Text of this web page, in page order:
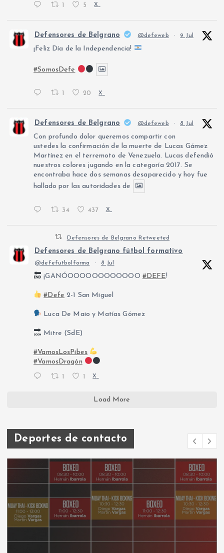
i
ó
e
e
n
r
a
d
a
s
1 5 X
Defensores de Belgrano @defeweb · 9 Jul
¡Feliz Día de la Independencia!
#SomosDefe
20 X
Defensores de Belgrano @defeweb · 8 Jul
Con profundo dolor queremos compartir con
ustedes la confirmación de la muerte de Lucas Gámez
Martínez en el terremoto de Venezuela. Lucas defendió
nuestros colores jugando en la categoría 2017. Se
encontraba hace dos semanas desaparecido y hoy fue
hallado por las autoridades de
34 437 X
Defensores de Belgrano Retweeted
Defensores de Belgrano fútbol formativo
@defefutbolforma · 8 Jul
¡GANÓOOOOOOOOOOOO #DEFE!
#Defe 2-1 San Miguel
Luca De Maio y Matías Gómez
Mitre (SdE)
#VamosLosPibes
#VamosDragón
1 1 X
Load More
Deportes de contacto